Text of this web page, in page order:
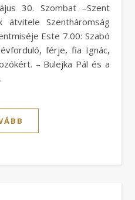
30. Szombat –Szent
átvitele Szentháromság
Este 7.00: Szabó
férje, fia Ignác,
– Bulejka Pál és a